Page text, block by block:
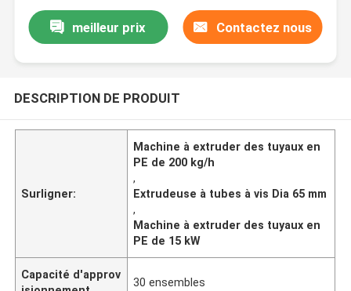
meilleur prix Contactez nous
DESCRIPTION DE PRODUIT
Surligner:
Machine à extruder des tuyaux en
PE de 200 kg/h
,
Extrudeuse à tubes à vis Dia 65 mm
,
Machine à extruder des tuyaux en
PE de 15 kW
Capacité d'approv
30 ensembles